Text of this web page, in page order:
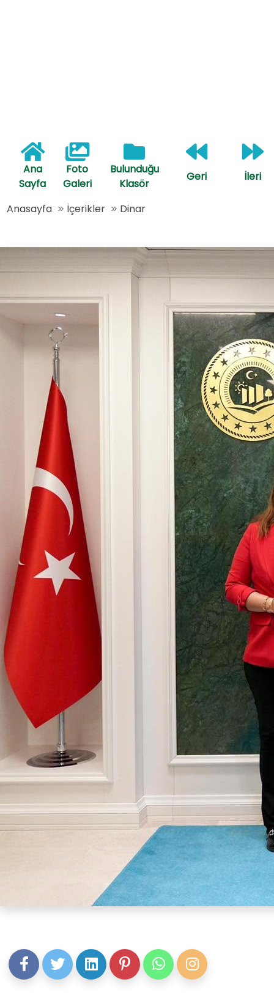
Ana
Sayfa
Foto
Galeri
Bulunduğu
Klasör
Geri İleri
Anasayfa İçerikler Dinar